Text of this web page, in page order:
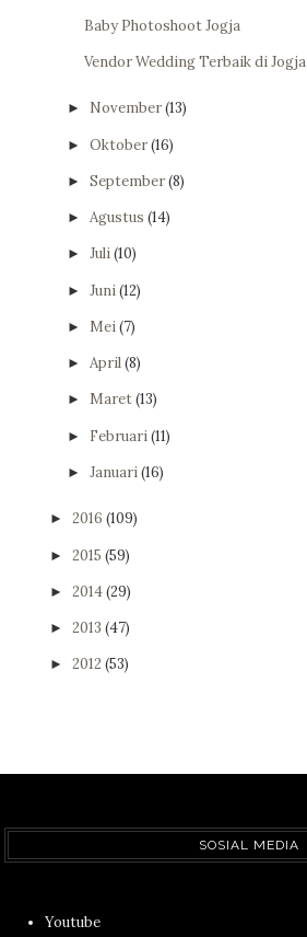
Baby Photoshoot Jogja
Vendor Wedding Terbaik di Jogja
► November(13)
► Oktober(16)
► September(8)
► Agustus (14)
► Juli(10)
► Juni(12)
► Mei(7)
► April(8)
► Maret(13)
► Februari(11)
► Januari(16)
► 2016 (109)
► 2015 (59)
► 2014(29)
► 2013 (47)
► 2012 (53)
SOSIAL MEDIA
Youtube